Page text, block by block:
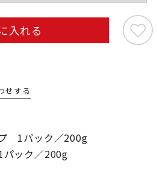
入れる
せする
1パック／200g
ック／200g